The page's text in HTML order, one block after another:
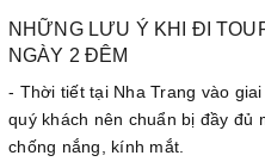
NHỮNG LƯU Ý KHI ĐI
NGÀY 2 ĐÊM
- Thời tiết tại Nha Trang vào
quý khách nên chuẩn bị đầy đủ
chống nắng, kính mắt.